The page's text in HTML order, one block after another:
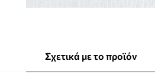
Σχετικά με το προϊόν